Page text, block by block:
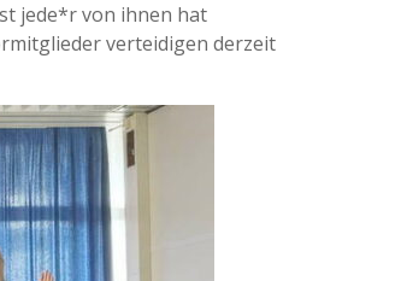
jede*r von ihnen hat
verteidigen derzeit